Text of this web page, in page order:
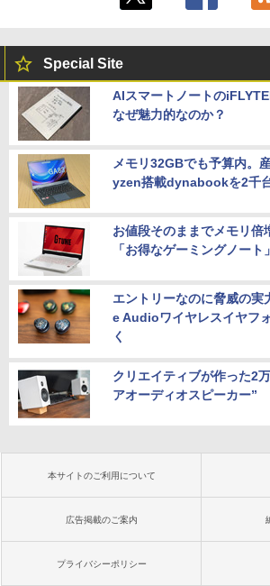
Special Site
AIスマートノートの
なぜ魅力的なのか？
メモリ32GBでも予算内。
yzen搭載dynabookを2千
お値段そのままでメモリ倍
「お得なゲーミングノート」
エントリーなのに脅威の
e Audioワイヤレスイヤフ
く
クリエイティブが作った2
アオーディオスピーカー”
本サイトのご利用について
広告掲載のご案内
プライバシーポリシー